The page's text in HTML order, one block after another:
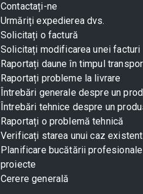
Contactați-ne
Urmăriți expedierea dvs.
Solicitați o factură
Solicitați modificarea unei facturi
Raportați daune în timpul
Raportați probleme la livrare
Întrebări generale despre un
Întrebări tehnice despre un
Raportați o problemă tehnică
Verificați starea unui caz existent
Planificare bucătării
proiecte
Cerere generală